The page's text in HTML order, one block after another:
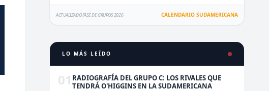
ACTUALIZADO FASE DE GRUPOS 2026 CALENDARIO SUDAMERICANA
LO MÁS LEÍDO
01 RADIOGRAFÍA DEL GRUPO C: LOS RIVALES QUE
TENDRÁ O'HIGGINS EN LA SUDAMERICANA